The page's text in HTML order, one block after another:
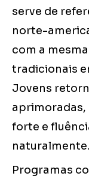
serve de
norte-
com a
tradicionais
Jovens
forte e
naturalmente.
Programas